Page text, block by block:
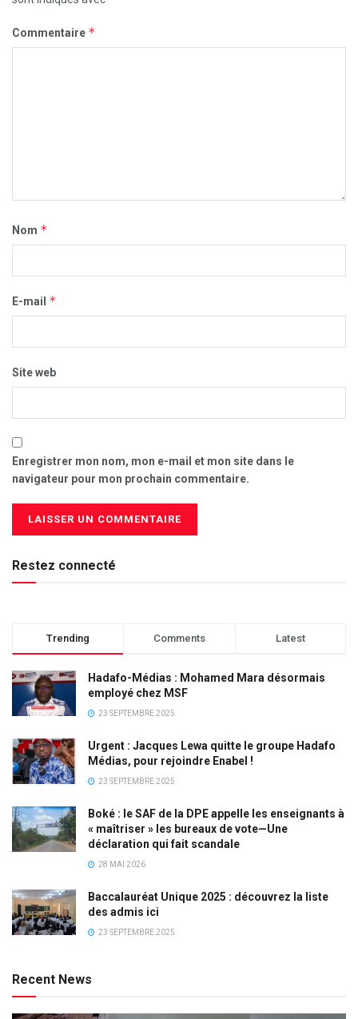
Commentaire *
Nom *
E-mail *
Site web
Enregistrer mon nom, mon e-mail et mon site dans le
navigateur pour mon prochain commentaire.
Restez connecté
Trending Comments Latest
Hadafo-Médias : Mohamed Mara désormais
employé chez MSF
23 SEPTEMBRE 2025
Urgent : Jacques Lewa quitte le groupe Hadafo
Médias, pour rejoindre Enabel !
23 SEPTEMBRE 2025
Boké : le SAF de la DPE appelle les enseignants à
« maîtriser » les bureaux de vote—Une
déclaration qui fait scandale
28 MAI 2026
Baccalauréat Unique 2025 : découvrez la liste
des admis ici
23 SEPTEMBRE 2025
Recent News